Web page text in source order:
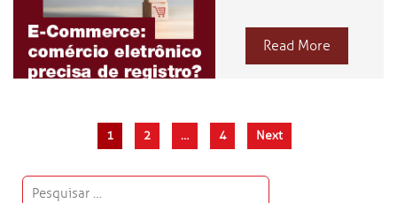
Read More
1 2 … 4 Next